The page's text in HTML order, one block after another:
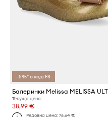
-5%* с код: FS
Текуща цена:
38,99 €
Редовна цена:76,64 €